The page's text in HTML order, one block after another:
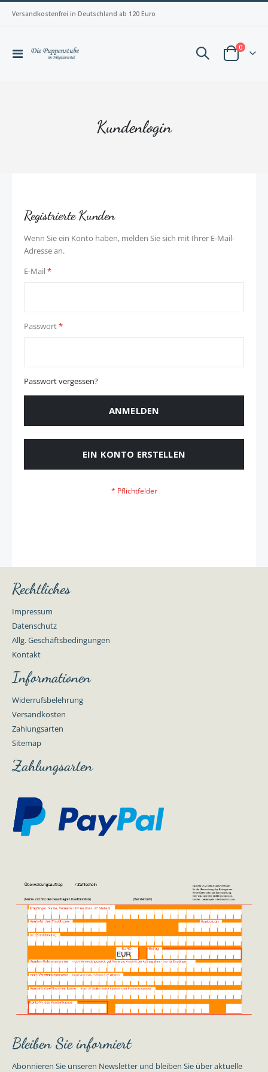
Versandkostenfrei in Deutschland ab 120 Euro
Navigation
Warenkorb
0Artikel
Kundenlogin
Registrierte Kunden
Wenn Sie ein Konto haben, melden Sie sich mit Ihrer E-Mail-
Adresse an.
E-Mail
Passwort
Passwort vergessen?
ANMELDEN
EIN KONTO ERSTELLEN
Rechtliches
Impressum
Datenschutz
Allg. Geschäftsbedingungen
Kontakt
Informationen
Widerrufsbelehrung
Versandkosten
Zahlungsarten
Sitemap
Zahlungsarten
Bleiben Sie informiert
Abonnieren Sie unseren Newsletter und bleiben Sie über aktuelle